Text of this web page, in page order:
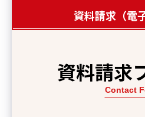
ードフォー
資料請求（電
資料請求
Contact